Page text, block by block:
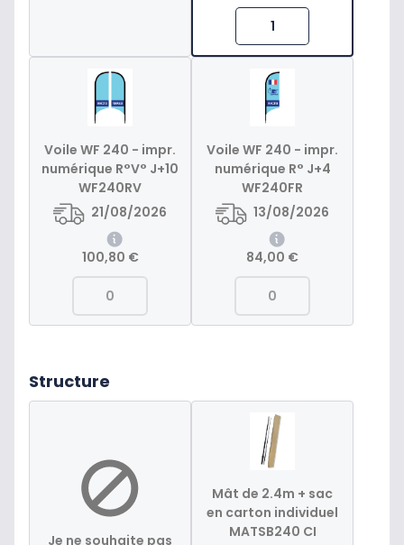
Voile WF 240 - impr.
numérique R°V° J+10
WF240RV
21/08/2026
100,80 €
Voile WF 240 - impr.
numérique R° J+4
WF240FR
13/08/2026
84,00 €
Structure
Je ne souhaite pas
Mât de 2.4m + sac
en carton individuel
MATSB240 CI